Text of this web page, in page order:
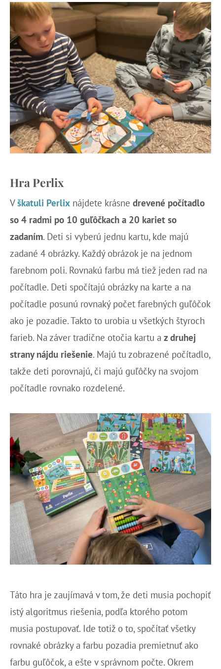
Hra Perlix
Vškatuli Perlix nájdete krásne drevené počítadlo
so 4 radmi po 10 guľôčkach a 20 kariet so
zadaním. Deti si vyberú jednu kartu, kde majú
zadané 4 obrázky. Každý obrázok je na jednom
farebnom poli. Rovnakú farbu má tiež jeden rad na
počítadle. Deti spočítajú obrázky na karte a na
počítadle posunú rovnaký počet farebných guľôčok
ako je pozadie. Takto to urobia u všetkých štyroch
farieb. Na záver tradične otočia kartu a z druhej
strany nájdu riešenie. Majú tu zobrazené počítadlo,
takže deti porovnajú, či majú guľôčky na svojom
počítadle rovnako rozdelené.
Táto hra je zaujímavá v tom, že deti musia pochopiť
istý algoritmus riešenia, podľa ktorého potom
musia postupovať. Ide totiž o to, spočítať všetky
rovnaké obrázky a farbu pozadia premietnuť ako
farbu guľôčok, a ešte v správnom počte. Okrem